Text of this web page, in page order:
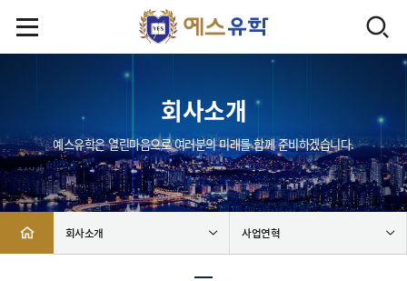
회사소개
예스유학은 열린마음으로 여러분의 미래를 함께 준비하겠습니다.
회사소개 사업연혁